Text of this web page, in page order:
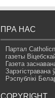
ПРА НАС
Партал
газеты
Газета
Зарэгістравана
Рэспублікі
COPYRIGHT